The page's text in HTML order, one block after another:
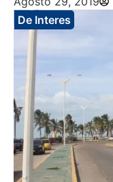
De Interes